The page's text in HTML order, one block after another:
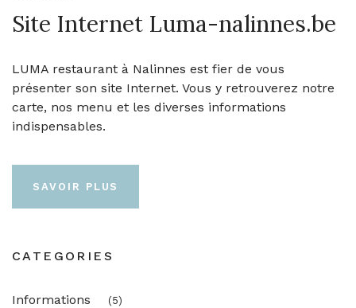
Site Internet Luma-nalinnes.be
LUMA restaurant à Nalinnes est fier de vous
présenter son site Internet. Vous y retrouverez notre
carte, nos menu et les diverses informations
indispensables.
SAVOIR PLUS
CATEGORIES
Informations (5)